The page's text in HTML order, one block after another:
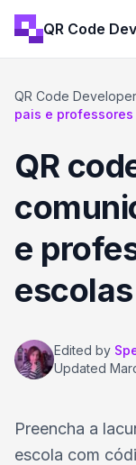
QR Code
QR Code Developer
pais e professores
QR
e
escolas
Edited by
Updated
Preencha a
escola com